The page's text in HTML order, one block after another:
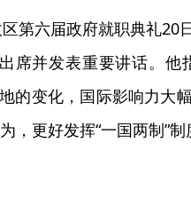
六届政府就职典礼20
席并发表重要讲话。
的变化，国际影响力大
更好发挥“一国两制”